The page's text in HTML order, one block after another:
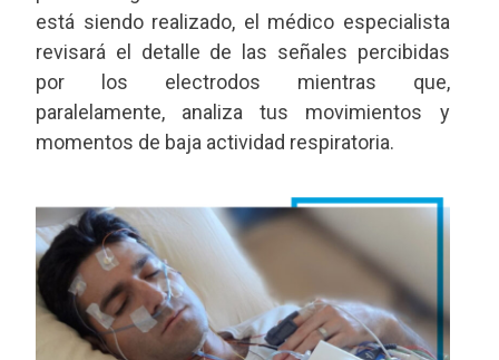
está siendo realizado, el médico especialista
revisará el detalle de las señales percibidas
por los electrodos mientras que,
paralelamente, analiza tus movimientos y
momentos de baja actividad respiratoria.